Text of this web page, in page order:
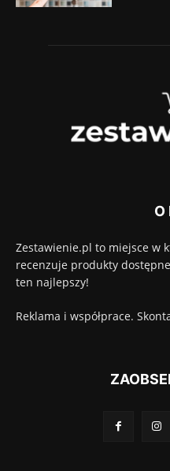
O
Zestawienie.pl to miejsce w
recenzuje produkty
ten najlepszy!
Reklama i współprace.